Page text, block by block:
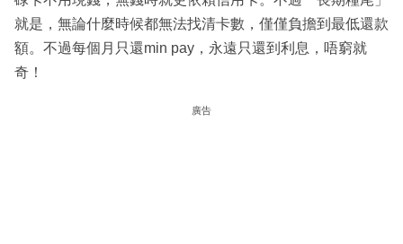
就是，無論什麼時候都無法找清卡數，僅僅負擔到最低還款
額。不過每個月只還min pay，永遠只還到利息，唔窮就
奇！
廣告